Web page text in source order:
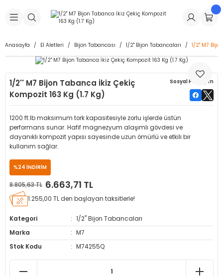
Geri Dön
Makineleri
Geri Dön
Dolgu Lastikleri
Dolgu Lastikleri
Geri Dön
İç Lastikleri
İç Lastikleri
Geri Dön
Geri Dön
& Sibop İlaveleri
Kapağı
Geri Dön
Tüpü
& Spreyler
Geri Dön
Makinesi Yedek Parçaları
Yedek Parçaları
Anasayfa El Aletleri Bijon Tabancası 1/2" Bijon Tabancaları 1/2'' M7
1/2'' M7 Bijon Tabanca İkiz Çekiç
Kompozit 163 Kg (1.7 Kg)
Sosyal Paylaşım
1200 ft.lb maksimum tork kapasitesiyle zorlu işlerde üstün
performans sunar. Hafif magnezyum alaşımlı gövdesi ve
dayanıklı kompozit yapısı sayesinde uzun ömürlü ve etkili bir
kullanım sağlar.
%24 İNDİRİM
8.805,63 TL 6.663,71 TL
1.255,00 TL den başlayan taksitlerle!
Kategori
1/2" Bijon Tabancaları
Marka
M7
Stok Kodu
M74255Q